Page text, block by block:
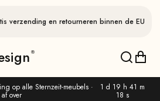
op alle Sternzeit-meubels ·
over
1 d 19 h 41 m
18 s
verzending en retourneren binnen de EU